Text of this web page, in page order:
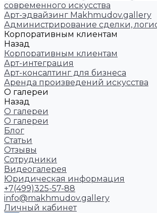
современного искусства
Арт-эдвайзинг Makhmudov.gallery
Администрирование сделки,
Корпоративным клиентам
Назад
Корпоративным клиентам
Арт-интеграция
Арт-консалтинг для бизнеса
Аренда произведений искусства
О галереи
Назад
О галереи
О галереи
Блог
Статьи
Отзывы
Сотрудники
Видеогалерея
Юридическая информация
+7(499)325-57-88
info@makhmudov.gallery
Личный кабинет